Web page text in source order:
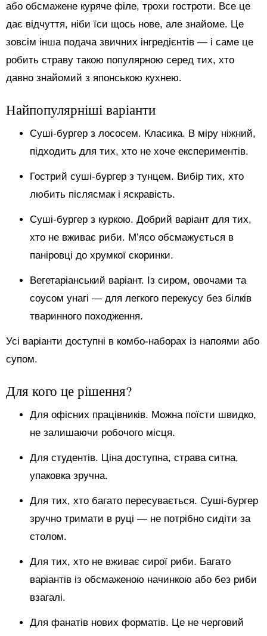
або обсмажене куряче філе, трохи гостроти. Все це
дає відчуття, ніби їси щось нове, але знайоме. Це
зовсім інша подача звичних інгредієнтів — і саме це
робить страву такою популярною серед тих, хто
давно знайомий з японською кухнею.
Найпопулярніші варіанти
Суші-бургер з лососем. Класика. В міру ніжний,
підходить для тих, хто не хоче експериментів.
Гострий суші-бургер з тунцем. Вибір тих, хто
любить післясмак і яскравість.
Суші-бургер з куркою. Добрий варіант для тих,
хто не вживає риби. М’ясо обсмажується в
паніровці до хрумкої скоринки.
Вегетаріанський варіант. Із сиром, овочами та
соусом унагі — для легкого перекусу без білків
тваринного походження.
Усі варіанти доступні в комбо-наборах із напоями або
супом.
Для кого це рішення?
Для офісних працівників. Можна поїсти швидко,
не залишаючи робочого місця.
Для студентів. Ціна доступна, страва ситна,
упаковка зручна.
Для тих, хто багато пересувається. Суші-бургер
зручно тримати в руці — не потрібно сидіти за
столом.
Для тих, хто не вживає сирої риби. Багато
варіантів із обсмаженою начинкою або без риби
взагалі.
Для фанатів нових форматів. Це не черговий